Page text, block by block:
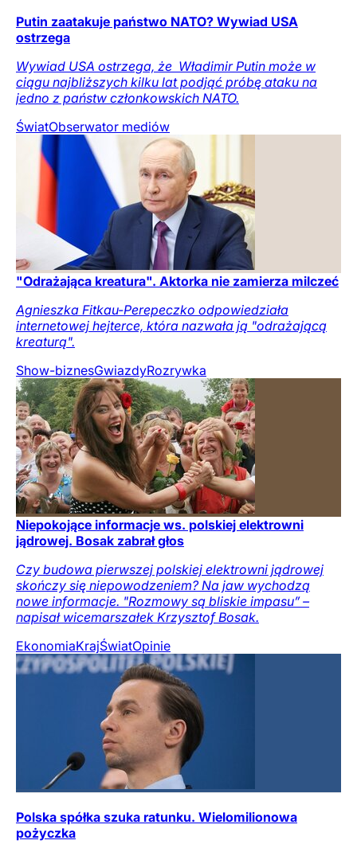
Putin zaatakuje państwo NATO? Wywiad USA
ostrzega
Wywiad USA ostrzega, że ​ Władimir Putin może w
ciągu najbliższych kilku lat podjąć próbę ataku na
jedno z państw członkowskich NATO.
ŚwiatObserwator mediów
"Odrażająca kreatura". Aktorka nie zamierza milczeć
Agnieszka Fitkau-Perepeczko odpowiedziała
internetowej hejterce, która nazwała ją "odrażającą
kreaturą".
Show-biznesGwiazdyRozrywka
Niepokojące informacje ws. polskiej elektrowni
jądrowej. Bosak zabrał głos
Czy budowa pierwszej polskiej elektrowni jądrowej
skończy się niepowodzeniem? Na jaw wychodzą
nowe informacje. "Rozmowy są bliskie impasu” –
napisał wicemarszałek Krzysztof Bosak.
EkonomiaKrajŚwiatOpinie
Polska spółka szuka ratunku. Wielomilionowa
pożyczka